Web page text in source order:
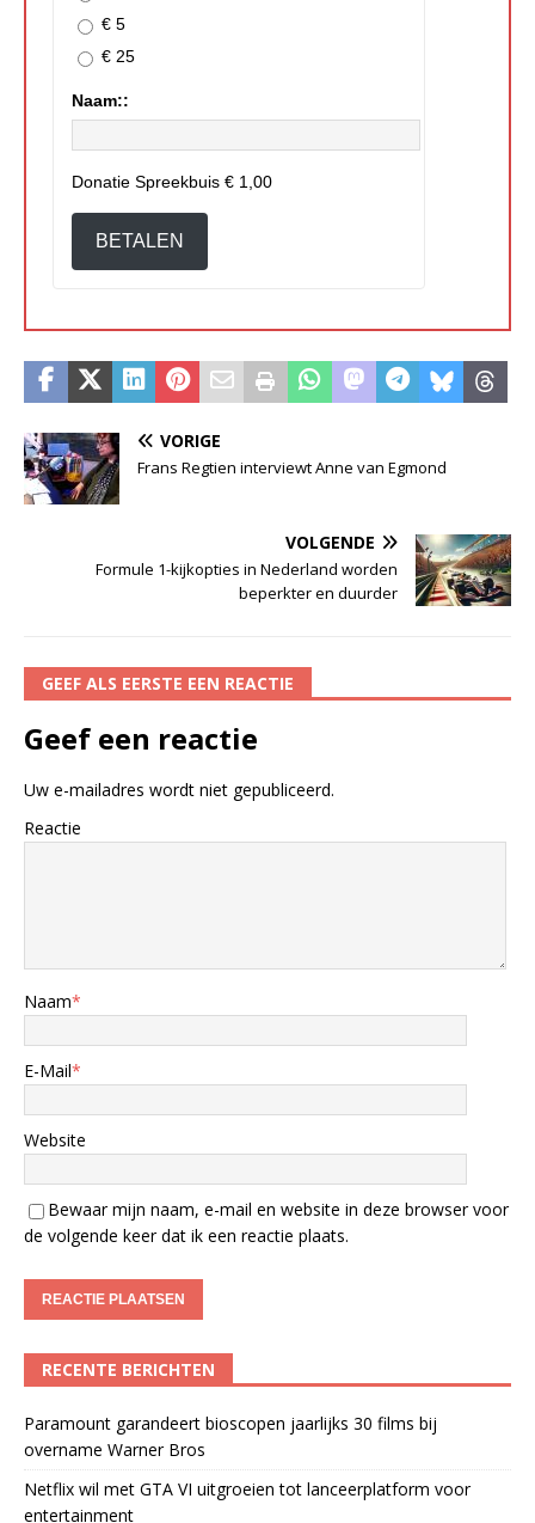
€ 5
€ 25
Naam::
Donatie Spreekbuis € 1,00
BETALEN
VORIGE
Frans Regtien interviewt Anne van Egmond
VOLGENDE
Formule 1-kijkopties in Nederland worden
beperkter en duurder
GEEF ALS EERSTE EEN REACTIE
Geef een reactie
Uw e-mailadres wordt niet gepubliceerd.
Reactie
Naam*
E-Mail*
Website
Bewaar mijn naam, e-mail en website in deze browser voor
de volgende keer dat ik een reactie plaats.
RECENTE BERICHTEN
Paramount garandeert bioscopen jaarlijks 30 films bij
overname Warner Bros
Netflix wil met GTA VI uitgroeien tot lanceerplatform voor
entertainment